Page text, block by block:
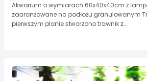
Akwarium o wymiarach 60x40x40cm z
zaaranżowane na podłożu granulowanym
pierwszym planie stworzono trawnik z...